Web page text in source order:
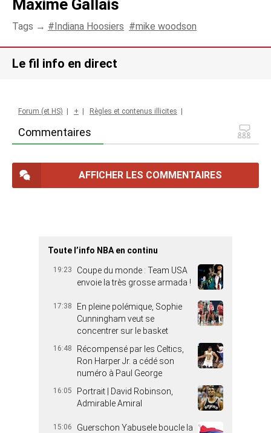
Maxime Gallais
Tags → Indiana Hoosiers mike woodson
Le fil info en direct
Commentaires
Forum (et HS) + Règles et contenus illicites
AFFICHER LES COMMENTAIRES
Toute l’info NBA en continu
19:23
Coupe du monde : Team USA
envoie la très grosse armada !
17:38
En pleine polémique, Sophie
Cunningham veut se
concentrer sur le basket
16:48
Récompensé par les Celtics,
Ron Harper Jr. a cédé son
numéro à Paul George
16:05
Portrait | David Robinson,
Admirable Amiral
15:06
Guerschon Yabusele boucle la